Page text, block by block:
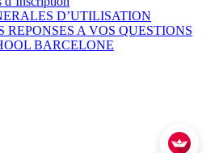
D’UTILISATION
REPONSES A VOS QUESTIONS
BARCELONE